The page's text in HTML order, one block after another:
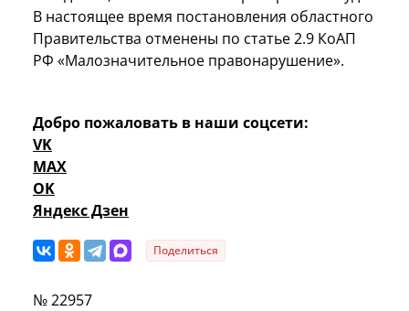
В настоящее время постановления областного
Правительства отменены по статье 2.9 КоАП
РФ «Малозначительное правонарушение».
Добро пожаловать в наши соцсети:
VK
MAX
OK
Яндекс Дзен
Поделиться
№ 22957